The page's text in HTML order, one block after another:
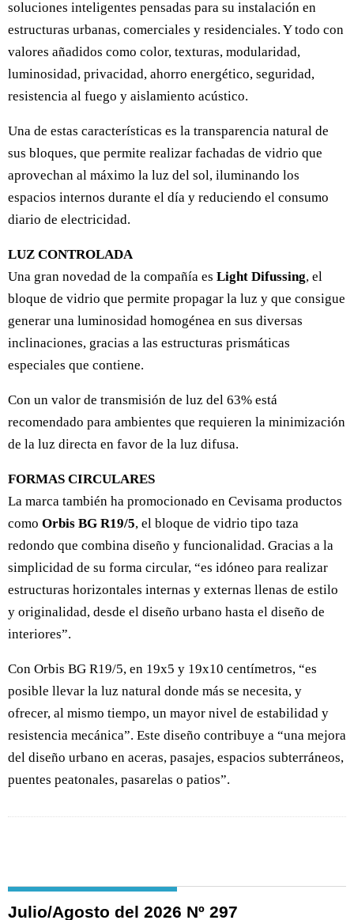
soluciones inteligentes pensadas para su instalación en
estructuras urbanas, comerciales y residenciales. Y todo con
valores añadidos como color, texturas, modularidad,
luminosidad, privacidad, ahorro energético, seguridad,
resistencia al fuego y aislamiento acústico.
Una de estas características es la transparencia natural de
sus bloques, que permite realizar fachadas de vidrio que
aprovechan al máximo la luz del sol, iluminando los
espacios internos durante el día y reduciendo el consumo
diario de electricidad.
LUZ CONTROLADA
Una gran novedad de la compañía es Light Difussing, el
bloque de vidrio que permite propagar la luz y que consigue
generar una luminosidad homogénea en sus diversas
inclinaciones, gracias a las estructuras prismáticas
especiales que contiene.
Con un valor de transmisión de luz del 63% está
recomendado para ambientes que requieren la minimización
de la luz directa en favor de la luz difusa.
FORMAS CIRCULARES
La marca también ha promocionado en Cevisama productos
como Orbis BG R19/5, el bloque de vidrio tipo taza
redondo que combina diseño y funcionalidad. Gracias a la
simplicidad de su forma circular, “es idóneo para realizar
estructuras horizontales internas y externas llenas de estilo
y originalidad, desde el diseño urbano hasta el diseño de
interiores”.
Con Orbis BG R19/5, en 19x5 y 19x10 centímetros, “es
posible llevar la luz natural donde más se necesita, y
ofrecer, al mismo tiempo, un mayor nivel de estabilidad y
resistencia mecánica”. Este diseño contribuye a “una mejora
del diseño urbano en aceras, pasajes, espacios subterráneos,
puentes peatonales, pasarelas o patios”.
Julio/Agosto del 2026 Nº 297